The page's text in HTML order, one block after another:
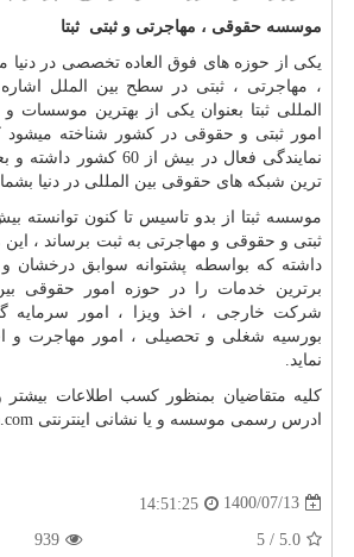
موسسه حقوقی ، مهاجرتی و ثبتی ثبتا
یکی از حوزه های فوق العاده تخصصی در دنیا
، مهاجرتی ، ثبتی در سطح بین الملل
المللی ثبتا بعنوان یکی از بهترین موسسات و
نمایندگی فعال در بیش از
ترین شبکه های حقوقی بین المللی در دنیا
ثبتی و حقوقی و مهاجرتی به ثبت برساند ، این
برترین خدمات را در حوزه امور حقوقی
شرکت خارجی ، اخذ ویزا ، امور سرمایه
بورسیه شغلی و تحصیلی ، امور مهاجرت و
نماید.
کلیه متقاضیان بمنظور کسب اطلاعات بیشتر
ادرس رسمی موسسه و یا نشانی اینترنتی
1400/07/13
14:51:25
5.0
/
5
939